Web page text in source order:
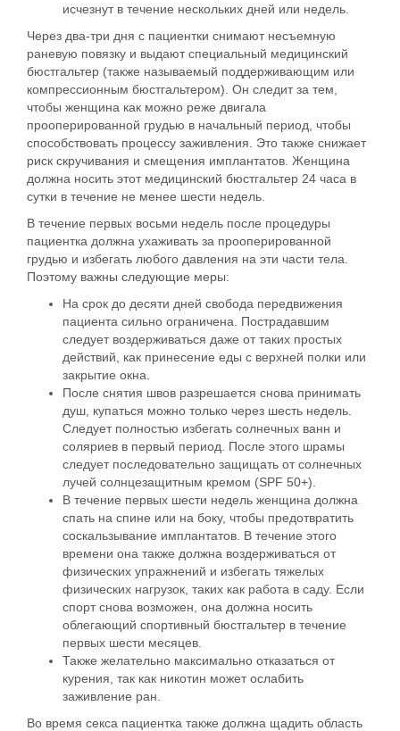
исчезнут в течение нескольких дней или недель.
Через два-три дня с пациентки снимают несъемную
раневую повязку и выдаютспециальный медицинский
бюстгальтер (также называемый поддерживающим или
компрессионным бюстгальтером). Он следит за тем,
чтобы женщина как можно реже двигала
прооперированной грудью в начальный период, чтобы
способствовать процессу заживления. Это также снижает
риск скручивания и смещения имплантатов. Женщина
должна носить этот медицинский бюстгальтер 24 часа в
сутки в течение не менее шести недель.
В течение первых восьми недель после процедуры
пациентка должна ухаживать за прооперированной
грудью и избегать любого давления на эти части тела
Поэтому важны следующие меры:
На срок до десяти дней свобода передвижения
пациента сильно ограничена. Пострадавшим
следует воздерживаться даже от таких простых
действий, как принесение еды с верхней полки или
закрытие окна.
После снятия швов разрешается снова принимать
душ , купаться можно только через шесть недель.
Следует полностью избегать солнечных ванн и
соляриев в первый период. После этого шрамы
следует последовательно защищать от солнечных
лучей солнцезащитным кремом (SPF 50+).
В течение первых шести недель женщина должна
спать на спине или на боку, чтобы предотвратить
соскальзывание имплантатов. В течение этого
времени она также должна воздерживаться от
физических упражнений и избегать тяжелых
физических нагрузок , таких как работа в саду. Если
спорт снова возможен, она должна носить
облегающий спортивный бюстгальтер в течение
первых шести месяцев.
Также желательно максимально отказаться от
курения, так как никотин может ослабить
заживление ран.
Во время секса пациентка также должна щадить область